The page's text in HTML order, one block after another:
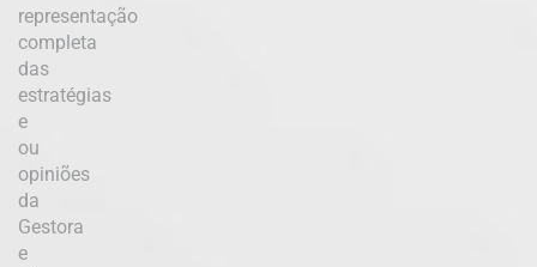
representação
completa
das
estratégias
e
ou
opiniões
da
Gestora
e